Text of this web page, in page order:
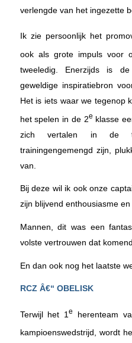
verlengde van het ingezette
Ik zie persoonlijk het
ook als grote impuls voor
tweeledig. Enerzijds is de
geweldige inspiratiebron
Het is iets waar we tegenop
het spelen in de 2e klasse
zich vertalen in de
trainingengemengd zijn,
van.
Bij deze wil ik ook onze
zijn blijvend enthousiasme
Mannen, dit was een
volste vertrouwen dat
En dan ook nog het laatste
RCZ Â€“ OBELISK
Terwijl het 1e
herenteam
kampioenswedstrijd, wordt